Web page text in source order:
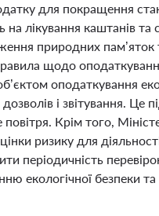
для покращення
лікування каштанів та
природних пам’яток
щодо
оподаткування
і звітування. Це
Крім того,
ризику для
періодичність
екологічної безпеки